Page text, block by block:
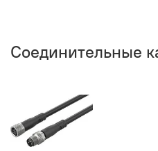
Соединительные